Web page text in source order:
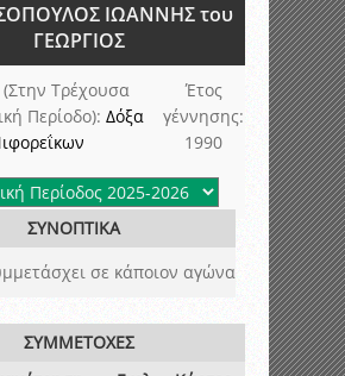
ΙΩΑΝΝΗΣ του
ΓΕΩΡΓΙΟΣ
Τρέχουσα
Περίοδο): Δόξα
Έτος
γέννησης:
1990
ΣΥΝΟΠΤΙΚΑ
σε κάποιον αγώνα
ΣΥΜΜΕΤΟΧΕΣ